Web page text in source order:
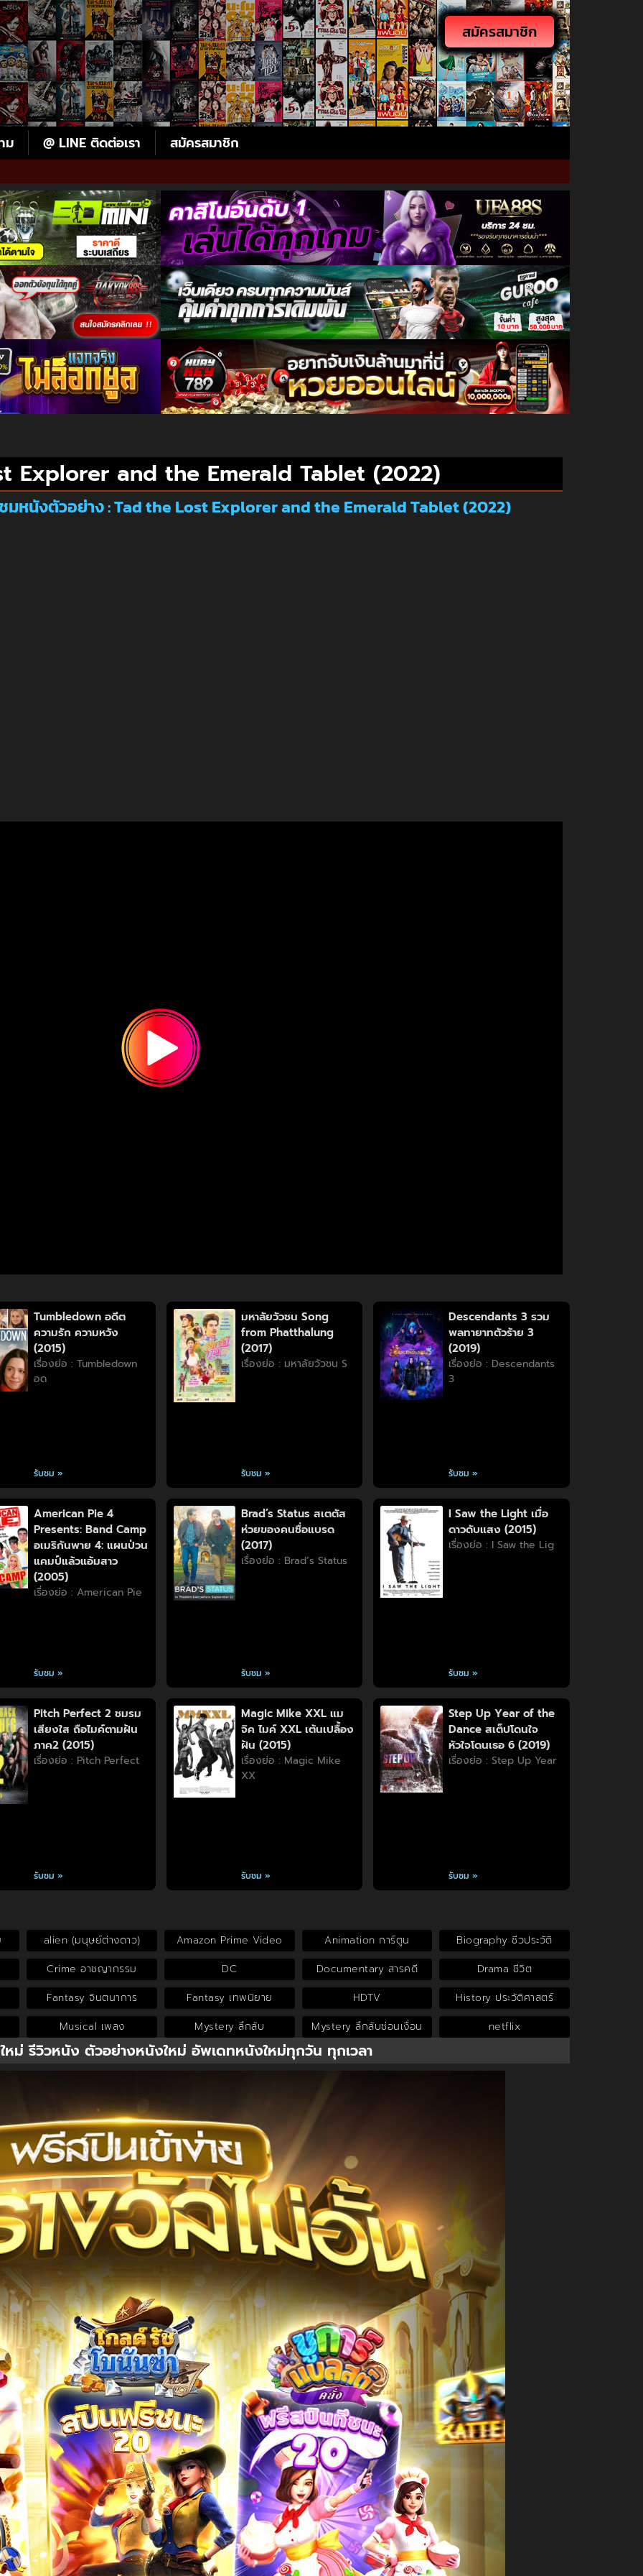
สมัครสมาชิก
ม @ LINE ติดต่อเรา สมัครสมาชิก
Explorer and the Emerald Tablet (2022)
มหนังตัวอย่าง : Tad the Lost Explorer and the Emerald Tablet (2022)
Tumbledown อดีต
ความรัก ความหวัง
(2015)
เรื่องย่อ : Tumbledown
อด
รับชม »
มหาลัยวัวชน Song
from Phatthalung
(2017)
เรื่องย่อ : มหาลัยวัวชน S
รับชม »
Descendants 3 รวม
พลทายาทตัวร้าย 3
(2019)
เรื่องย่อ : Descendants
3
รับชม »
American Pie 4
Presents: Band Camp
อเมริกันพาย 4: แผนป่วน
แคมป์แล้วแอ้มสาว
(2005)
เรื่องย่อ : American Pie
รับชม »
Brad’s Status สเตตัส
ห่วยของคนชื่อแบรด
(2017)
เรื่องย่อ : Brad’s Status
รับชม »
I Saw the Light เมื่อ
ดาวดับแสง (2015)
เรื่องย่อ : I Saw the Lig
รับชม »
Pitch Perfect 2 ชมรม
เสียงใส ถือไมค์ตามฝัน
ภาค2 (2015)
เรื่องย่อ : Pitch Perfect
รับชม »
Magic Mike XXL แม
จิค ไมค์ XXL เต้นเปลื้อง
ฝัน (2015)
เรื่องย่อ : Magic Mike
XX
รับชม »
Step Up Year of the
Dance สเต็ปโดนใจ
หัวใจโดนเธอ 6 (2019)
เรื่องย่อ : Step Up Year
รับชม »
alien (มนุษย์ต่างดาว) Amazon Prime Video Animation การ์ตูน
Biography ชีวประวัติ
Crime อาชญากรรม
DC Documentary สารคดี
Drama ชีวิต
Fantasy จินตนาการ
Fantasy เทพนิยาย HDTV
History ประวัติศาสตร์
Musical เพลง
Mystery ลึกลับ Mystery ลึกลับซ่อนเงื่อน netflix
หม่ รีวิวหนัง ตัวอย่างหนังใหม่ อัพเดทหนังใหม่ทุกวัน ทุกเวลา